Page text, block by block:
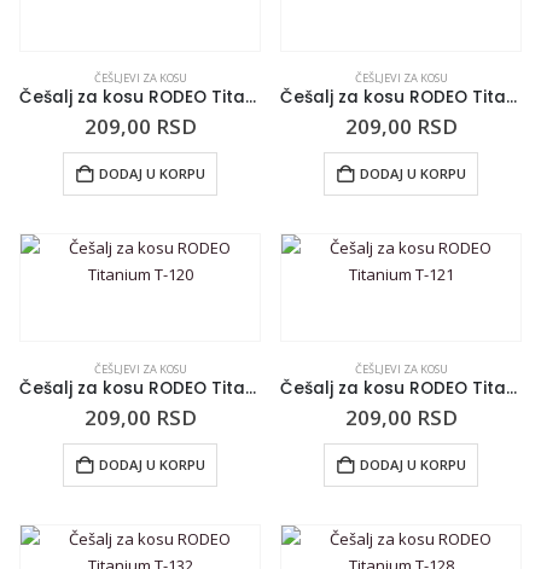
ČEŠLJEVI ZA KOSU
Češalj za kosu RODEO Titanium T-113
209,00 RSD
DODAJ U KORPU
ČEŠLJEVI ZA KOSU
Češalj za kosu RODEO Titanium T-118
209,00 RSD
DODAJ U KORPU
ČEŠLJEVI ZA KOSU
Češalj za kosu RODEO Titanium T-120
209,00 RSD
DODAJ U KORPU
ČEŠLJEVI ZA KOSU
Češalj za kosu RODEO Titanium T-121
209,00 RSD
DODAJ U KORPU